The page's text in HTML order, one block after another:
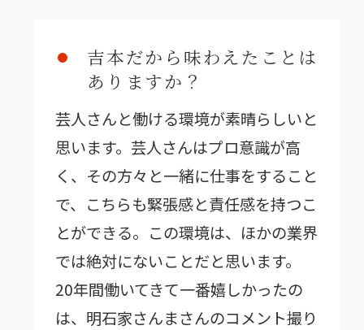
吉本だから味わえたことは
ありますか？
芸人さんと働ける環境が素晴らしいと
思います。芸人さんはプロ意識が高
く、その方々と一緒に仕事をすること
で、こちらも緊張感と責任感を持つこ
とができる。この環境は、ほかの業界
では絶対にないことだと思います。
20年間働いてきて一番嬉しかったの
は、明石家さんまさんのコメント撮り